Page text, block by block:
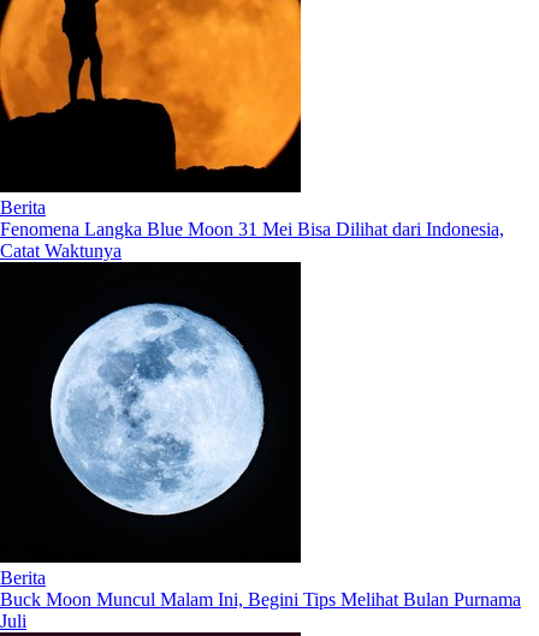
Berita
Fenomena Langka Blue Moon 31 Mei Bisa Dilihat dari Indonesia,
Catat Waktunya
Berita
Buck Moon Muncul Malam Ini, Begini Tips Melihat Bulan Purnama
Juli